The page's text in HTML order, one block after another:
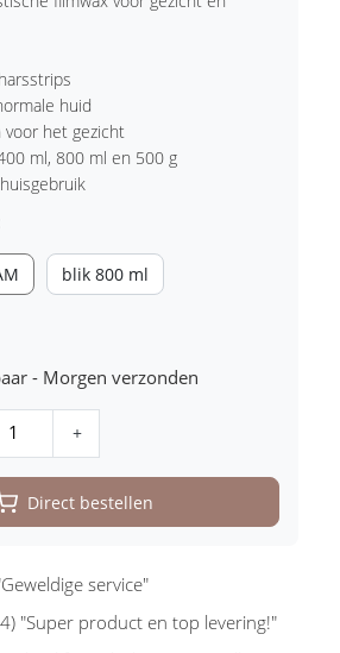
huid
het gezicht
ml, 800 ml en 500 g
blik 800 ml
- Morgen verzonden
+
Direct bestellen
service"
"Super product en top levering!"